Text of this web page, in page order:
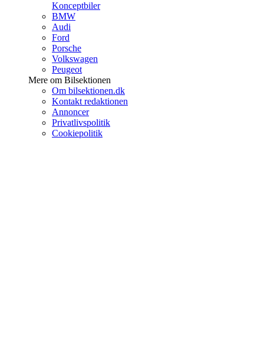
Konceptbiler
BMW
Audi
Ford
Porsche
Volkswagen
Peugeot
Mere om Bilsektionen
Om bilsektionen.dk
Kontakt redaktionen
Annoncer
Privatlivspolitik
Cookiepolitik